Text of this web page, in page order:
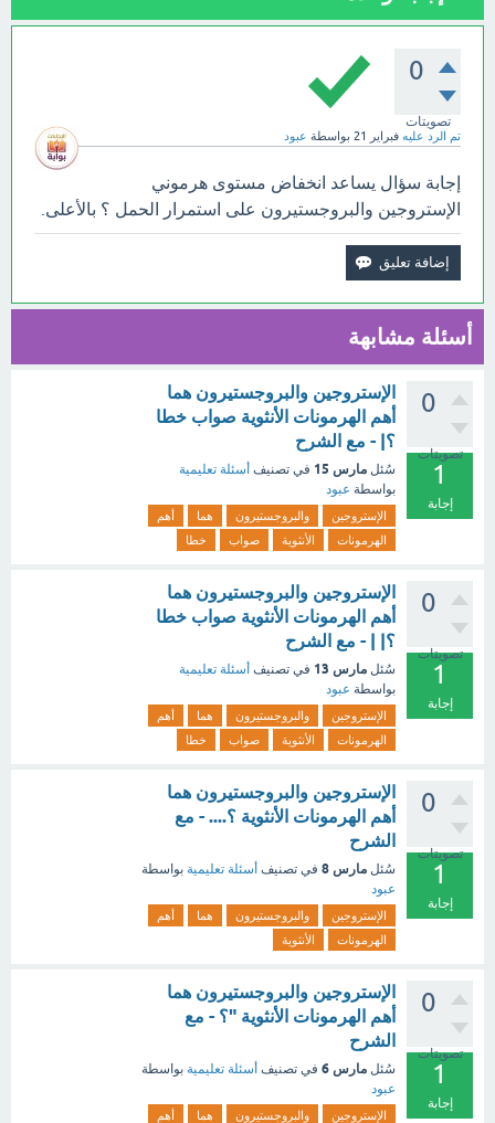
0
تصويتات
تم الرد عليه فبراير 21 بواسطة عبود
إجابة سؤال يساعد انخفاض مستوى هرموني
الإستروجين والبروجستيرون على استمرار الحمل ؟ بالأعلى.
أسئلة مشابهة
0
تصويتات
1
إجابة
الإستروجين والبروجستيرون هما
أهم الهرمونات الأنثوية صواب خطا
؟| - مع الشرح
سُئل مارس 15 في تصنيف أسئلة تعليمية
بواسطة عبود
الإستروجين والبروجستيرون هما
أهم
الهرمونات
الأنثوية صواب خطا
0
تصويتات
1
إجابة
الإستروجين والبروجستيرون هما
أهم الهرمونات الأنثوية صواب خطا
؟| | - مع الشرح
سُئل مارس 13 في تصنيف أسئلة تعليمية
بواسطة عبود
الإستروجين والبروجستيرون هما
أهم
الهرمونات
الأنثوية صواب خطا
0
تصويتات
1
إجابة
الإستروجين والبروجستيرون هما
أهم الهرمونات الأنثوية ؟.... - مع
الشرح
سُئل مارس 8 في تصنيف أسئلة تعليمية بواسطة
عبود
الإستروجين والبروجستيرون هما
أهم
الهرمونات
الأنثوية
0
تصويتات
1
إجابة
الإستروجين والبروجستيرون هما
أهم الهرمونات الأنثوية "؟ - مع
الشرح
سُئل مارس 6 في تصنيف أسئلة تعليمية بواسطة
عبود
الإستروجين والبروجستيرون هما
أهم